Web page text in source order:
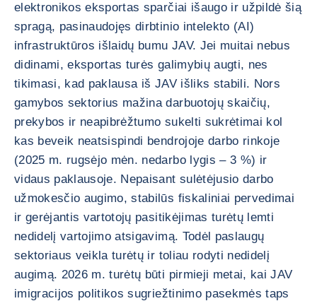
elektronikos eksportas sparčiai išaugo ir užpildė šią
spragą, pasinaudojęs dirbtinio intelekto (AI)
infrastruktūros išlaidų bumu JAV. Jei muitai nebus
didinami, eksportas turės galimybių augti, nes
tikimasi, kad paklausa iš JAV išliks stabili. Nors
gamybos sektorius mažina darbuotojų skaičių,
prekybos ir neapibrėžtumo sukelti sukrėtimai kol
kas beveik neatsispindi bendrojoje darbo rinkoje
(2025 m. rugsėjo mėn. nedarbo lygis – 3 %) ir
vidaus paklausoje. Nepaisant sulėtėjusio darbo
užmokesčio augimo, stabilūs fiskaliniai pervedimai
ir gerėjantis vartotojų pasitikėjimas turėtų lemti
nedidelį vartojimo atsigavimą. Todėl paslaugų
sektoriaus veikla turėtų ir toliau rodyti nedidelį
augimą. 2026 m. turėtų būti pirmieji metai, kai JAV
imigracijos politikos sugriežtinimo pasekmės taps